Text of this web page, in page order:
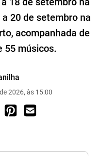
20 de setembro na
acompanhada de
55 músicos.
2026, às 15:00